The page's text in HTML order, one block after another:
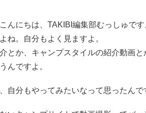
んにちは、TAKIBI編集部むっしゅで
ね。自分もよく見ますよ。
とか、キャンプスタイルの紹介動画
んですよ。
自分もやってみたいなって思ったん